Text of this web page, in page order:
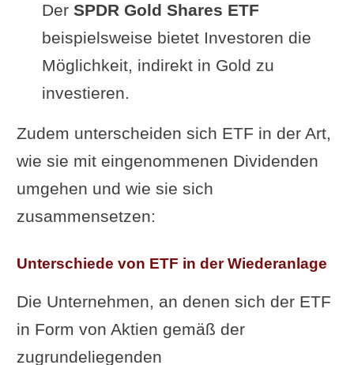
Der SPDR Gold Shares ETF
beispielsweise bietet Investoren die
Möglichkeit, indirekt in Gold zu
investieren.
Zudem unterscheiden sich ETF in der Art,
wie sie mit eingenommenen Dividenden
umgehen und wie sie sich
zusammensetzen:
Unterschiede von ETF in der Wiederanlage
Die Unternehmen, an denen sich der ETF
in Form von Aktien gemäß der
zugrundeliegenden